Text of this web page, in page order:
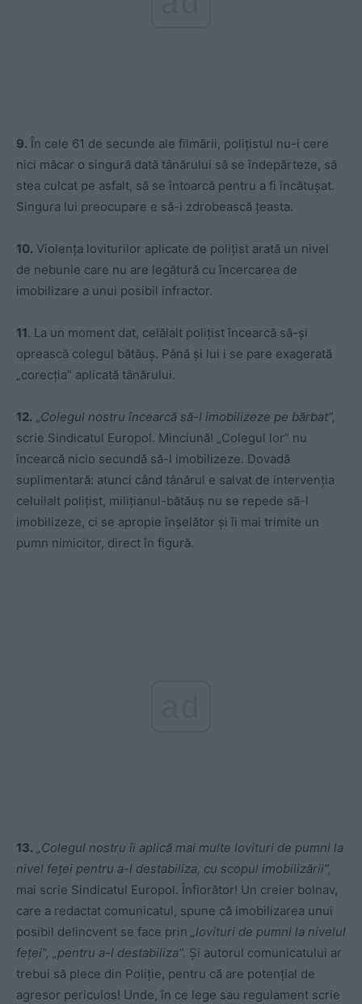
9. În cele 61 de secunde ale filmării, polițistul nu-i cere
nici măcar o singură dată tânărului să se îndepărteze, să
stea culcat pe asfalt, să se întoarcă pentru a fi încătușat.
Singura lui preocupare e să-i zdrobească țeasta.
10. Violența loviturilor aplicate de polițist arată un nivel
de nebunie care nu are legătură cu încercarea de
imobilizare a unui posibil infractor.
11. La un moment dat, celălalt polițist încearcă să-și
oprească colegul bătăuș. Până și lui i se pare exagerată
„corecția” aplicată tânărului.
12. „Colegul nostru încearcă să-l imobilizeze pe bărbat”,
scrie Sindicatul Europol. Minciună! „Colegul lor” nu
încearcă nicio secundă să-l imobilizeze. Dovadă
suplimentară: atunci când tânărul e salvat de intervenția
celuilalt polițist, milițianul-bătăuș nu se repede să-l
imobilizeze, ci se apropie înșelător și îi mai trimite un
pumn nimicitor, direct în figură.
13. „Colegul nostru îi aplică mai multe lovituri de pumni la
nivel feței pentru a-l destabiliza, cu scopul imobilizării”,
mai scrie Sindicatul Europol. Înfiorător! Un creier bolnav,
care a redactat comunicatul, spune că imobilizarea unui
posibil delincvent se face prin „lovituri de pumni la nivelul
feței”, „pentru a-l destabiliza”. Și autorul comunicatului ar
trebui să plece din Poliție, pentru că are potențial de
agresor periculos! Unde, în ce lege sau regulament scrie